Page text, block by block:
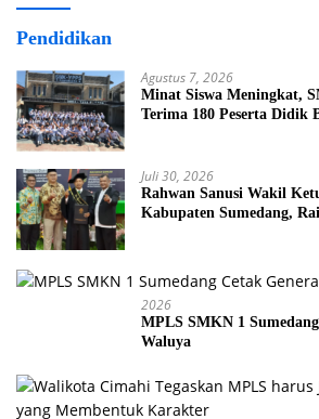
Pendidikan
Agustus 7, 2026
Minat Siswa Meningkat,
Terima 180 Peserta Didik
Juli 30, 2026
Rahwan Sanusi Wakil
Kabupaten Sumedang,
2026
MPLS SMKN 1
Waluya